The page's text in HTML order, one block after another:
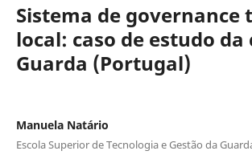
Sistema de
local: caso de estudo da
Guarda (Portugal)
Manuela Natário
Escola Superior de Tecnologia e Gestão da